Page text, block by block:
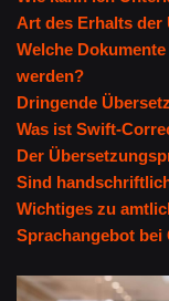
Art des Erhalts der
Welche
werden?
Dringende
Was ist Swift-
Der
Sind
Wichtiges zu
Sprachangebot bei